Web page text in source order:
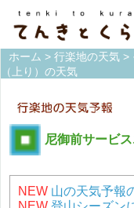
ホーム > 行楽地の天気 >
（上り）の天気
尼御前サービス
NEW 山の天気予報